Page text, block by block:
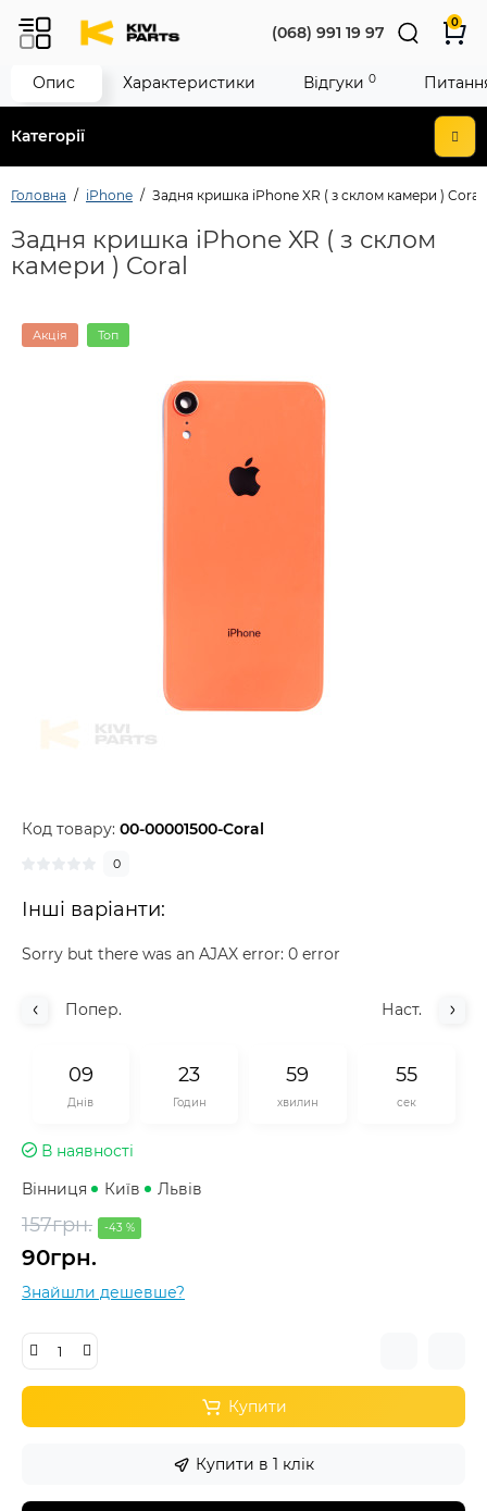
Категорії
(068) 991 19 97
0
Головна iPhone Задня кришка iPhone XR ( з склом камери ) Coral
Задня кришка iPhone XR ( з склом
камери ) Coral
Акція Топ
Код товару: 00-00001500-Coral
0
Інші варіанти:
Sorry but there was an AJAX error: 0 error
Попер. Наст.
09
Днів
23
Годин
59
хвилин
55
сек
В наявності
Вінниця
Київ Львів
157грн. -43 %
90грн.
Знайшли дешевше?
Купити
Купити в 1 клік
Опис Характеристики Відгуки 0